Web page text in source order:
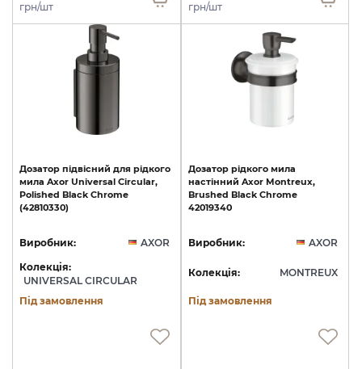
грн/шт грн/шт
Дозатор підвісний для рідкого
мила Axor Universal Circular,
Polished Black Chrome
(42810330)
Виробник:
AXOR
Колекція:
UNIVERSAL CIRCULAR
Під замовлення
Дозатор рідкого мила
настінний Axor Montreux,
Brushed Black Chrome
42019340
Виробник: AXOR
Колекція: MONTREUX
Під замовлення